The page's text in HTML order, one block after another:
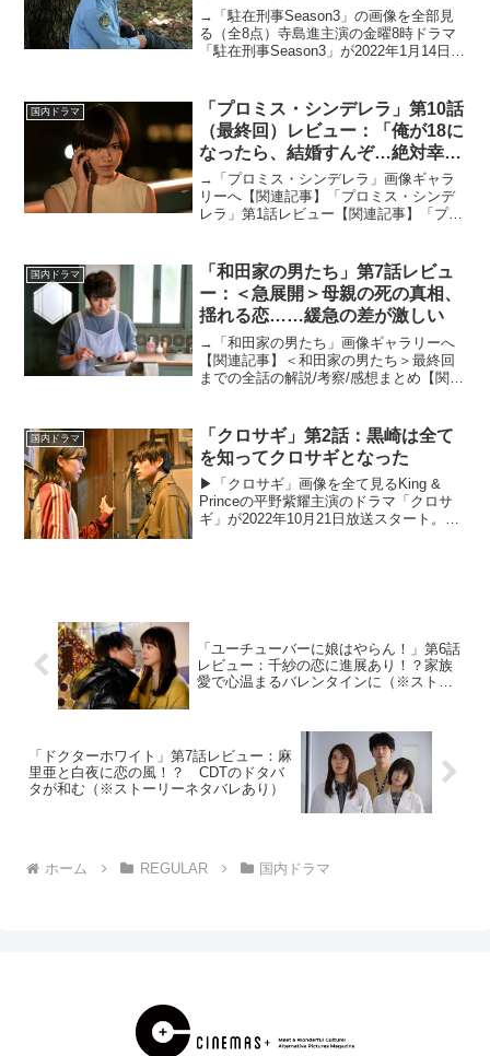
殺人事件（※ストーリーネタバレ
あり）
→「駐在刑事Season3」の画像を全部見
る（全8点）寺島進主演の金曜8時ドラマ
「駐在刑事Season3」が2022年1月14日よ
前の洞察力で次々と難事件を解決してい
く...
国内ドラマ
「プロミス・シンデレラ」第10話
（最終回）レビュー：「俺が18に
なったら、結婚すんぞ…絶対幸せ
にしてやる！」最高のハッピーエ
ンド（ストーリーネタバレあり）
→「プロミス・シンデレラ」画像ギャラ
リーへ【関連記事】「プロミス・シンデ
レラ」第1話レビュー【関連記事】「プロ
ビュー【関連記事」「プロミス・シンデ
レラ」第4話レビュ...
国内ドラマ
「和田家の男たち」第7話レビュ
ー：＜急展開＞母親の死の真相、
揺れる恋……緩急の差が激しい
→「和田家の男たち」画像ギャラリーへ
【関連記事】＜和田家の男たち＞最終回
までの全話の解説/考察/感想まとめ【関連
期待【関連記事】「恋です！」鈴木伸之
の魅力...
国内ドラマ
「クロサギ」第2話：黒崎は全て
を知ってクロサギとなった
▶︎「クロサギ」画像を全て見るKing &
Princeの平野紫耀主演のドラマ「クロサ
ギ」が2022年10月21日放送スタート。人
「ユーチューバーに娘はやらん！」第6話
レビュー：千紗の恋に進展あり！？家族
愛で心温まるバレンタインに（※ストー
「ドクターホワイト」第7話レビュー：麻
里亜と白夜に恋の風！？ CDTのドタバ
タが和む（※ストーリーネタバレあり）
ホーム REGULAR 国内ドラマ